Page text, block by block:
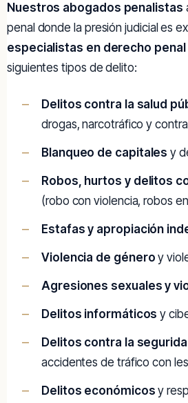
Nuestros abogados penalistas
penal donde la presión judicial es
especialistas en derecho penal
siguientes tipos de delito:
Delitos contra la salud
drogas, narcotráfico y
Blanqueo de capitales y
Robos, hurtos y delitos
(robo con violencia, robos
Estafas y apropiación
Violencia de género y
Agresiones sexuales y
Delitos informáticos y
Delitos contra la
accidentes de tráfico con
Delitos económicos y